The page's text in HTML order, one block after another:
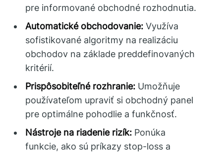
pre informované obchodné rozhodnutia.
Automatické obchodovanie: Využíva
sofistikované algoritmy na realizáciu
obchodov na základe preddefinovaných
kritérií.
Prispôsobiteľné rozhranie: Umožňuje
používateľom upraviť si obchodný panel
pre optimálne pohodlie a funkčnosť.
Nástroje na riadenie rizík: Ponúka
funkcie, ako sú príkazy stop-loss a